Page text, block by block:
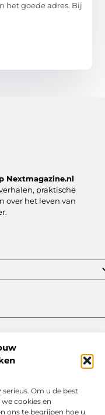
Om u de best
cookies en
ons te begrijpen hoe u
het goede adres. Bij
Nextmagazine.nl
praktische
over het leven van
Right Reserved.